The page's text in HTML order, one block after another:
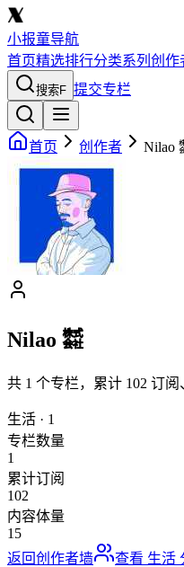
小报童导航
首页精选排行分类系列 创作
搜索F 提交专栏
首页 创作者 Nilao
Nilao ㍿
共 1 个专栏，累计 102 订阅
生活 · 1
专栏数量
1
累计订阅
102
内容体量
15
返回创作者墙
查看 生活